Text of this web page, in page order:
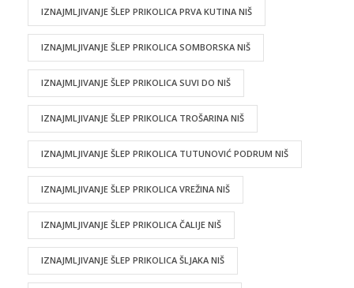
IZNAJMLJIVANJE ŠLEP PRIKOLICA PRVA KUTINA NIŠ
IZNAJMLJIVANJE ŠLEP PRIKOLICA SOMBORSKA NIŠ
IZNAJMLJIVANJE ŠLEP PRIKOLICA SUVI DO NIŠ
IZNAJMLJIVANJE ŠLEP PRIKOLICA TROŠARINA NIŠ
IZNAJMLJIVANJE ŠLEP PRIKOLICA TUTUNOVIĆ PODRUM NIŠ
IZNAJMLJIVANJE ŠLEP PRIKOLICA VREŽINA NIŠ
IZNAJMLJIVANJE ŠLEP PRIKOLICA ČALIJE NIŠ
IZNAJMLJIVANJE ŠLEP PRIKOLICA ŠLJAKA NIŠ